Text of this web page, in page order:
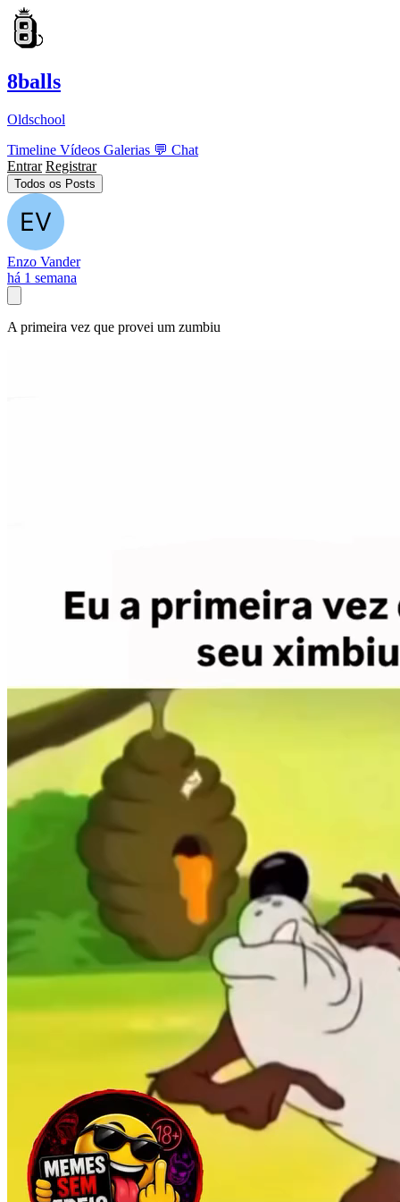
8balls
Oldschool
Timeline Vídeos Galerias 💬 Chat
Entrar Registrar
Todos os Posts
Enzo Vander
há 1 semana
A primeira vez que provei um zumbiu